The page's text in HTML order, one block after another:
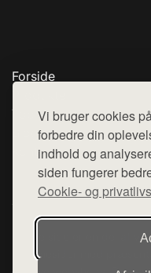
Vi bruger cookies
forbedre din
indhold og
siden fungerer
Cookie- og
Forside
Top Rabatter
Blog
Kontakt
Denne side er en del af
hjemmesider med